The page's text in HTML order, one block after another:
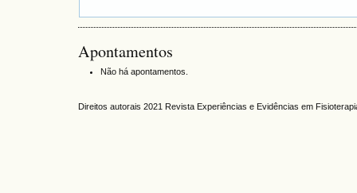
Apontamentos
Não há apontamentos.
Direitos autorais 2021 Revista Experiências e Evidências em